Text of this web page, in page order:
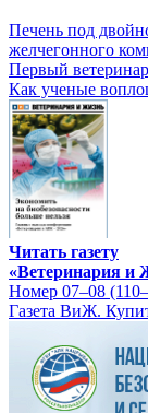
Печень под
желчегонного
Первый
Как ученые
Читать газету
«Ветеринария и
Номер 07–08
Газета ВиЖ.